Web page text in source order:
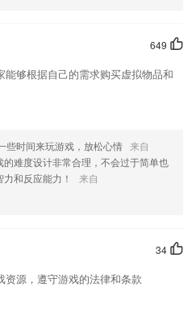
会同时维持官网的会员登入状态，不
会提示修改密码
绍，如果您喜欢这款软件，您可以到
649
够根据自己的需求购买虚拟物品和
些时间来玩游戏，放松心情 来自
的难度设计非常合理，不会过于简单也
和反应能力！
来自
34
源，遵守游戏的法律和条款